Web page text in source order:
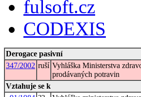
fulsoft.cz
CODEXIS
Derogace pasivní
347/2002 ruší Vyhláška Ministerstva
prodávaných potravin
Vztahuje se k